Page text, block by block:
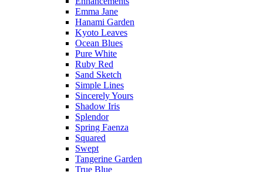
Emma Jane
Hanami Garden
Kyoto Leaves
Ocean Blues
Pure White
Ruby Red
Sand Sketch
Simple Lines
Sincerely Yours
Shadow Iris
Splendor
Spring Faenza
Squared
Swept
Tangerine Garden
True Blue